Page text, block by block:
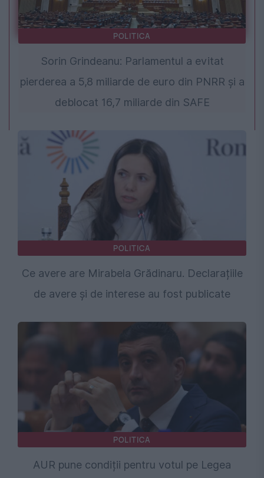
POLITICA
Sorin Grindeanu: Parlamentul a evitat
pierderea a 5,8 miliarde de euro din PNRR și a
deblocat 16,7 miliarde din SAFE
POLITICA
Ce avere are Mirabela Grădinaru. Declarațiile
de avere și de interese au fost publicate
POLITICA
AUR pune condiții pentru votul pe Legea